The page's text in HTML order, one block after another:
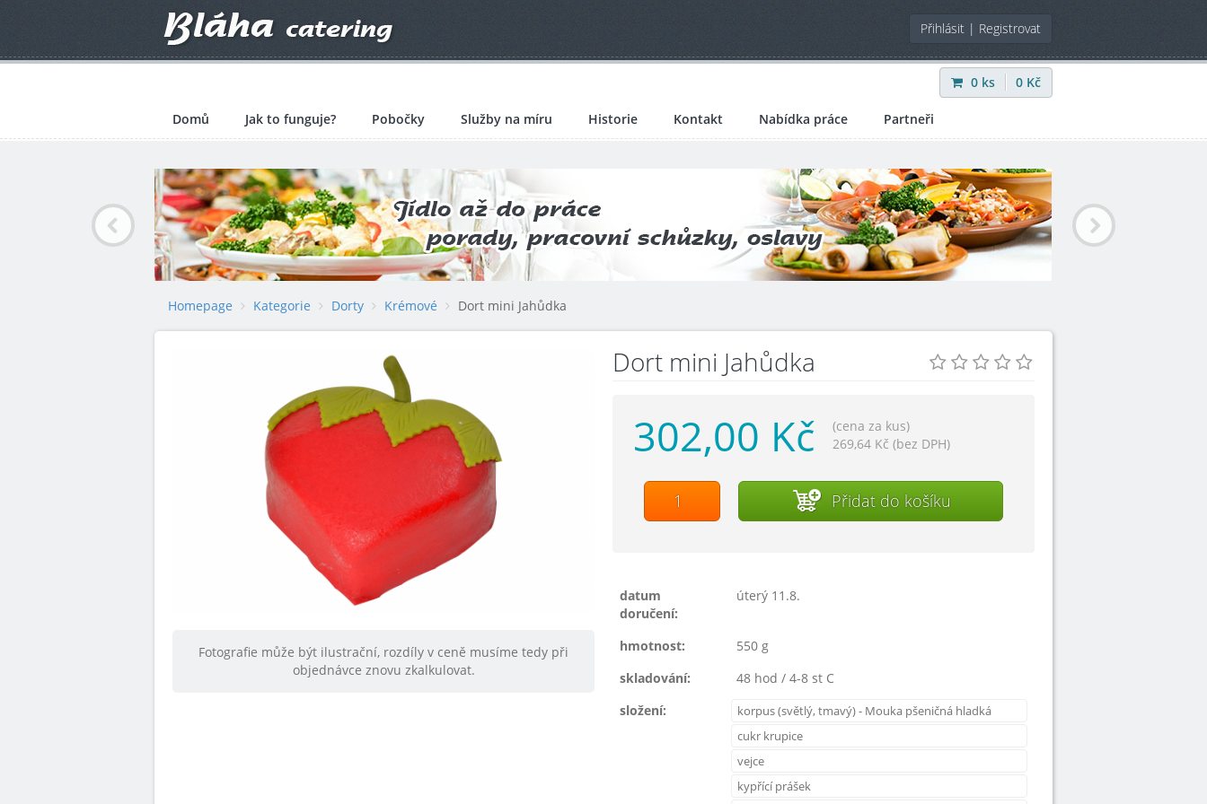
Přihlásit | Registrovat
0 ks 0 Kč
Domů Jak to funguje? Pobočky Služby na míru Historie Kontakt Nabídka práce Partneři
Homepage Kategorie Dorty Krémové Dort mini Jahůdka
Fotografie může být ilustrační, rozdíly v ceně musíme tedy při
objednávce znovu zkalkulovat.
Dort mini Jahůdka
302,00 Kč
(cena za kus)
269,64 Kč (bez DPH)
Přidat do košíku
datum
doručení:
úterý 11.8.
hmotnost:
550 g
skladování:
48 hod / 4-8 st C
složení:
korpus (světlý, tmavý) - Mouka pšeničná hladká
cukr krupice
vejce
kypřící prášek